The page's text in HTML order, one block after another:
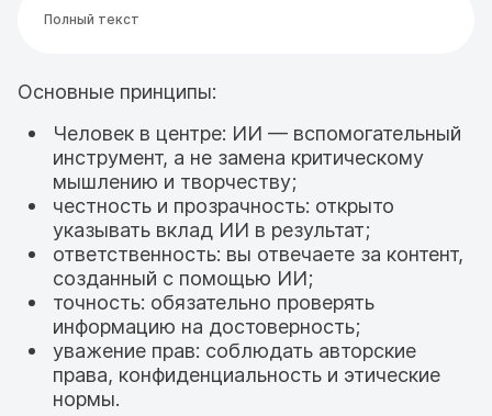
Основные принципы:
Человек в центре: ИИ — вспомогательный
инструмент, а не замена критическому
мышлению и творчеству;
честность и прозрачность: открыто
указывать вклад ИИ в результат;
ответственность: вы отвечаете за контент,
созданный с помощью ИИ;
точность: обязательно проверять
информацию на достоверность;
уважение прав: соблюдать авторские
права, конфиденциальность и этические
нормы.
Полный текст